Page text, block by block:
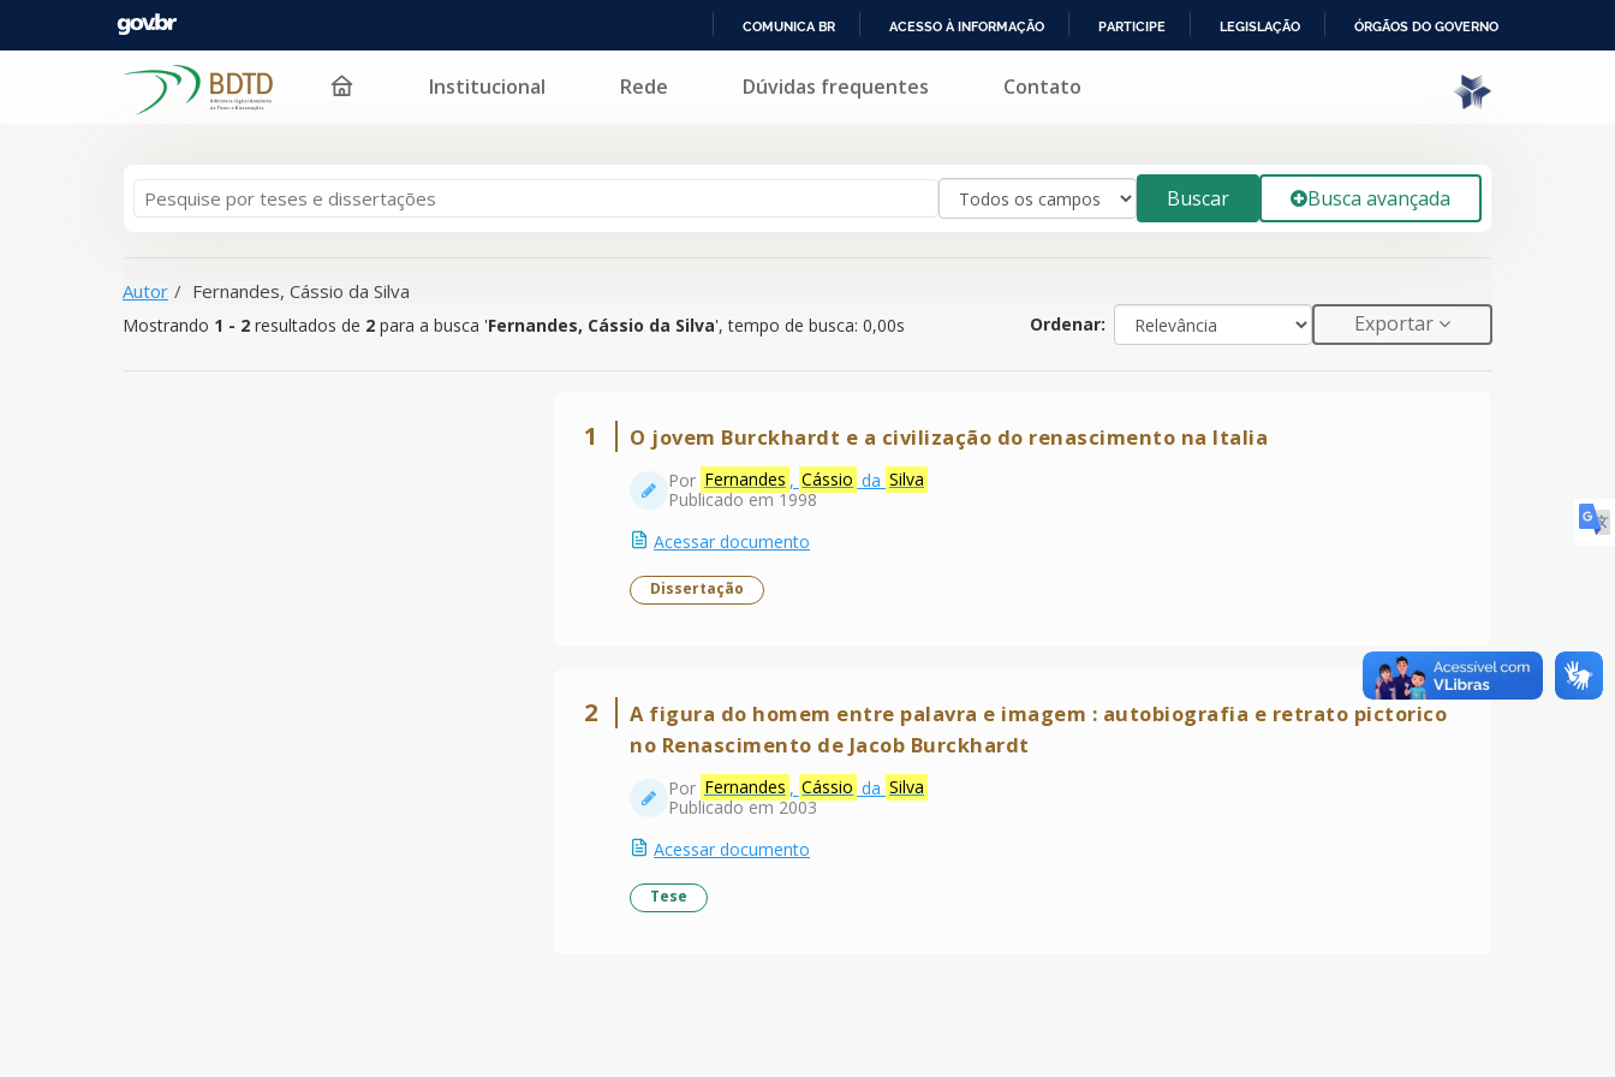
PARA
COMUNICA BR ACESSO À INFORMAÇÃO PARTICIPE LEGISLAÇÃO ÓRGÃOS DO GOVERNO
resultados de2para a busca ' Fernandes, Cássio da Silva'
Pular para o conteúdo Institucional Rede Dúvidas frequentes Contato
Buscar Busca avançada
Autor Fernandes, Cássio da Silva
Mostrando 1 - 2 resultados de 2 para a busca 'Fernandes, Cássio da Silva', tempo de busca: 0,00s Ordenar: Exportar
1 O jovem Burckhardt e a civilização do renascimento na Italia
Por Fernandes , Cássio da Silva
Publicado em 1998
Acessar documento
Dissertação
2
A figura do homem entre palavra e imagem : autobiografia e retrato pictorico
no Renascimento de Jacob Burckhardt
Por Fernandes , Cássio da Silva
Publicado em 2003
Acessar documento
Tese